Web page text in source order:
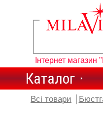
Інтернет
Каталог
Всі товари